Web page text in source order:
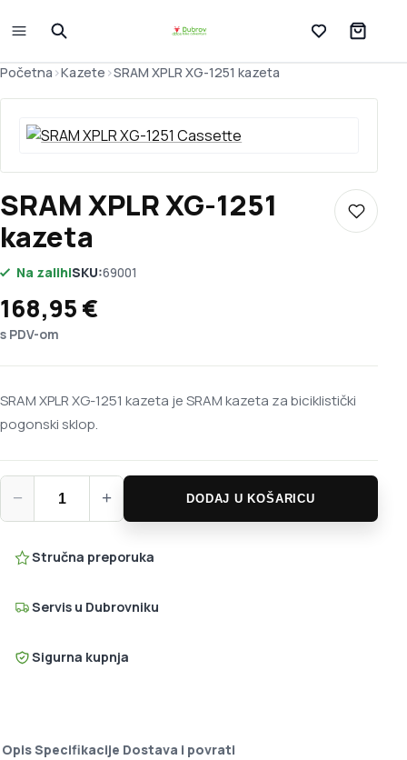
Lista želja
Početna >Kazete >SRAM XPLR XG-1251 kazeta
SRAM XPLR XG-1251
kazeta
Dodaj
Na zalihiSKU:69001
168,95€
s PDV-om
SRAM XPLR XG-1251 kazeta je SRAM kazeta za biciklistički
pogonski sklop.
−
SRAM XPLR XG-1251 kazeta količina
+ DODAJ U KOŠARICU
Stručna preporuka
Servis u Dubrovniku
Sigurna kupnja
OpisSpecifikacije Dostava i povrati